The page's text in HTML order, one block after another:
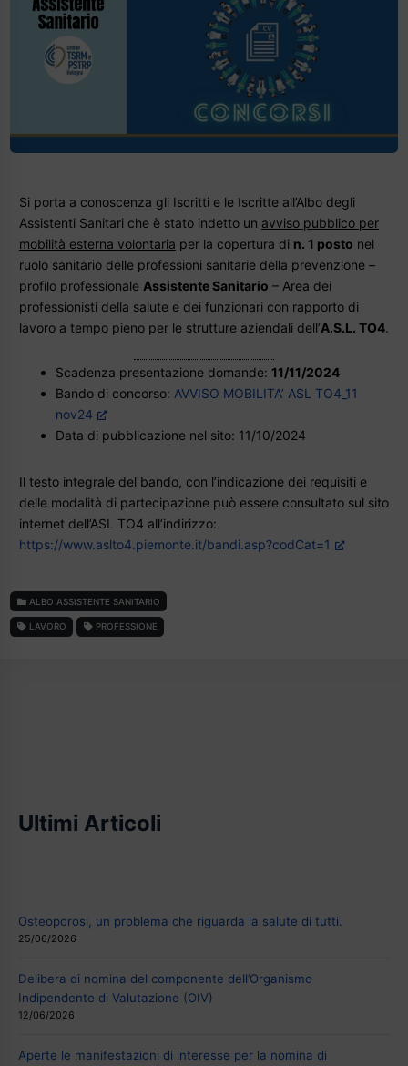
Si porta a conoscenza gli Iscritti e le Iscritte all’Albo degli
Assistenti Sanitari che è stato indetto un avviso pubblico per
mobilità esterna volontaria per la copertura di n. 1 posto nel
ruolo sanitario delle professioni sanitarie della prevenzione –
profilo professionale Assistente Sanitario – Area dei
professionisti della salute e dei funzionari con rapporto di
lavoro a tempo pieno per le strutture aziendali dell’A.S.L. TO4.
Scadenza presentazione domande: 11/11/2024
Bando di concorso: AVVISO MOBILITA’ ASL TO4_11
nov24
Data di pubblicazione nel sito: 11/10/2024
Il testo integrale del bando, con l’indicazione dei requisiti e
delle modalità di partecipazione può essere consultato sul sito
internet dell’ASL TO4 all’indirizzo:
https://www.aslto4.piemonte.it/bandi.asp?codCat=1
ALBO ASSISTENTE SANITARIO
LAVORO PROFESSIONE
Ultimi Articoli
Osteoporosi, un problema che riguarda la salute di tutti.
25/06/2026
Delibera di nomina del componente dell’Organismo
Indipendente di Valutazione (OIV)
12/06/2026
Aperte le manifestazioni di interesse per la nomina di